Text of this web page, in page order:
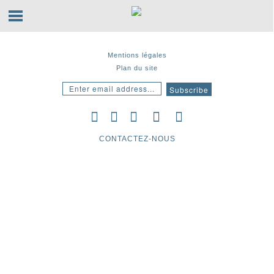
Mentions légales
Plan du site
CONTACTEZ-NOUS